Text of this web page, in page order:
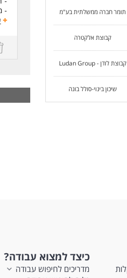
תומר חברה ממשלתית בע"מ
קבוצת אלקטרה
קבוצת לודן - Ludan Group
שיכון בינוי-סולל בונה
-
-
-
כיצד למצוא עבודה?
מדריכים לחיפוש עבודה